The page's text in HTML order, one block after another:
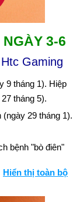
3-6
Gaming
9 tháng 1). Hiệp
tháng 5).
29 tháng 1).
bệnh "bò điên"
Bosnia và người
Hiển thị toàn bộ